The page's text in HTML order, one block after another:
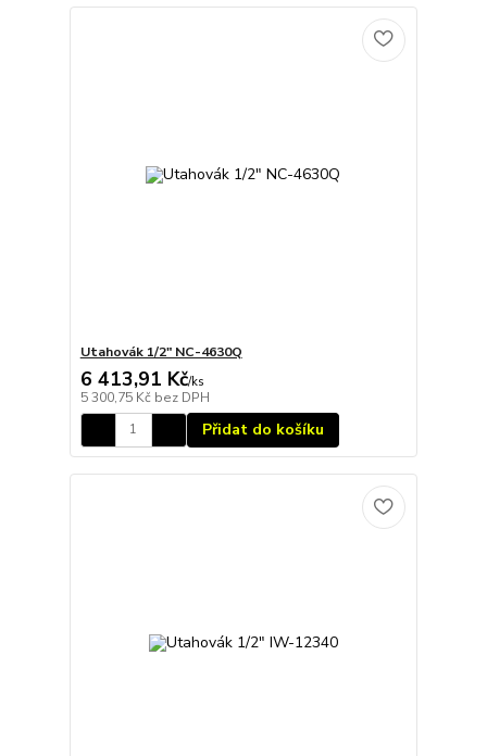
Utahovák 1/2" NC-4630Q
6 413,91 Kč/ks
5 300,75 Kč bez DPH
Přidat do košíku